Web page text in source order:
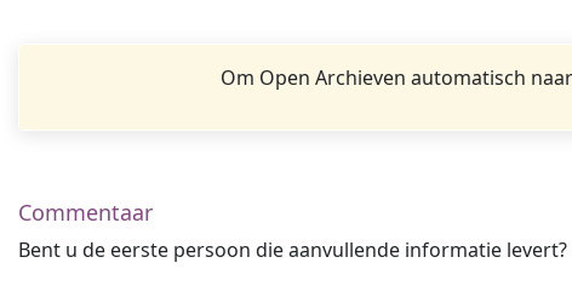
Om Open Archieven automatisch
Commentaar
Bent u de eerste persoon die aanvullende informatie levert?